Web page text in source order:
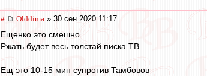
# Olddima » 30 сен 2020 11:17
Ещенко это смешно
Ржать будет весь толстай писка ТВ
Ещ это 10-15 мин супротив Тамбовов